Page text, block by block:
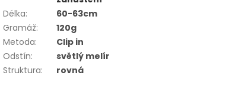
Délka:
60-63cm
Gramáž:
120g
Metoda:
Clip in
Odstín:
světlý melír
Struktura: rovná